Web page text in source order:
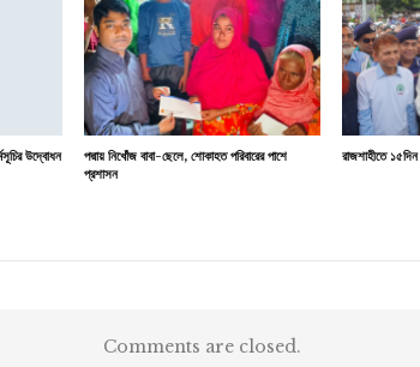
উদ্বোধন
পদ্মায় নিখোঁজ বাবা-ছেলে, শোকাহত পরিবারের পাশে
প্রশাসন
রাজশাহীতে
Comments are closed.